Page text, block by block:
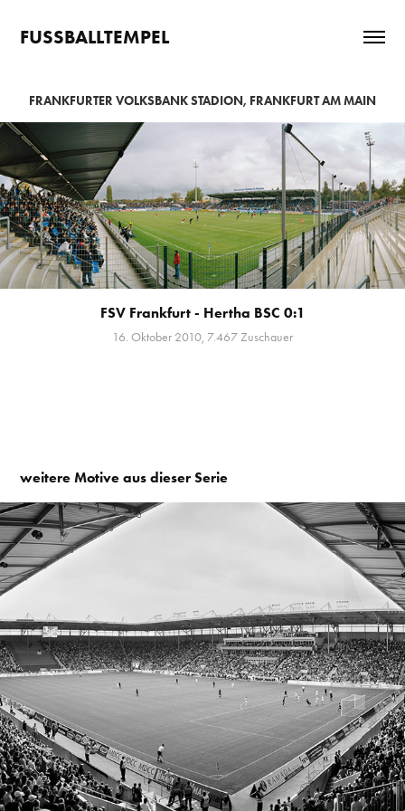
FUSSBALLTEMPEL
FRANKFURTER VOLKSBANK STADION, FRANKFURT AM MAIN
FSV Frankfurt - Hertha BSC 0:1
16. Oktober 2010, 7.467 Zuschauer
weitere Motive aus dieser Serie
2007